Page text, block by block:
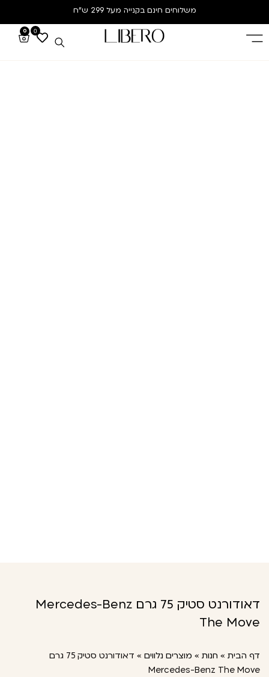
משלוחים חינם בקנייה מעל 299 ש”ח
0
0
דאודורנט סטיק 75 גרם Mercedes-Benz
The Move
דף הבית » חנות » מוצרים נלווים »
דאודורנט סטיק 75 גרם
Mercedes-Benz The Move